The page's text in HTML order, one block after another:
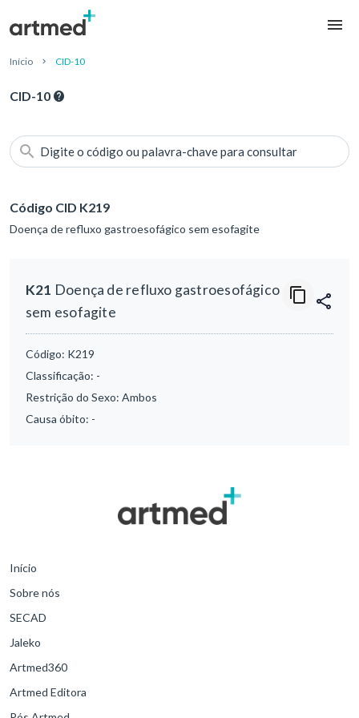
Início CID-10
CID-10
Digite o código ou palavra-chave para consultar
Código CID K219
Doença de refluxo gastroesofágico sem esofagite
K21 Doença de refluxo gastroesofágico
sem esofagite
Código: K219
Classificação: -
Restrição do Sexo: Ambos
Causa óbito: -
Início
Sobre nós
SECAD
Jaleko
Artmed360
Artmed Editora